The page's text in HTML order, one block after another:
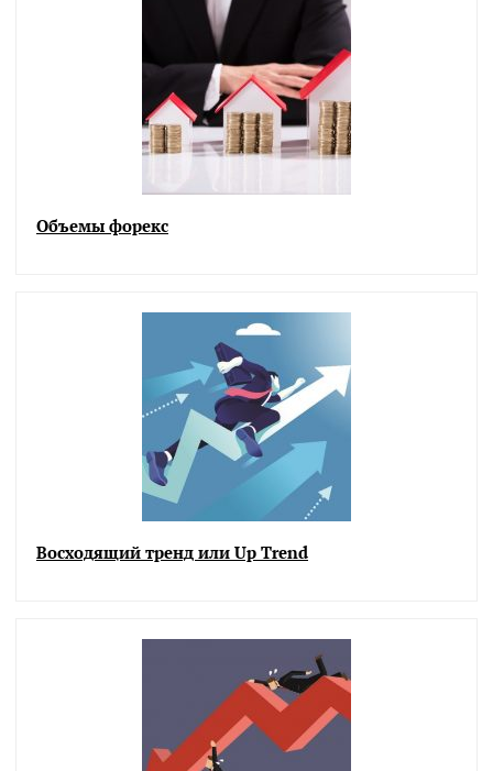
Объемы форекс
Восходящий тренд или Up Trend